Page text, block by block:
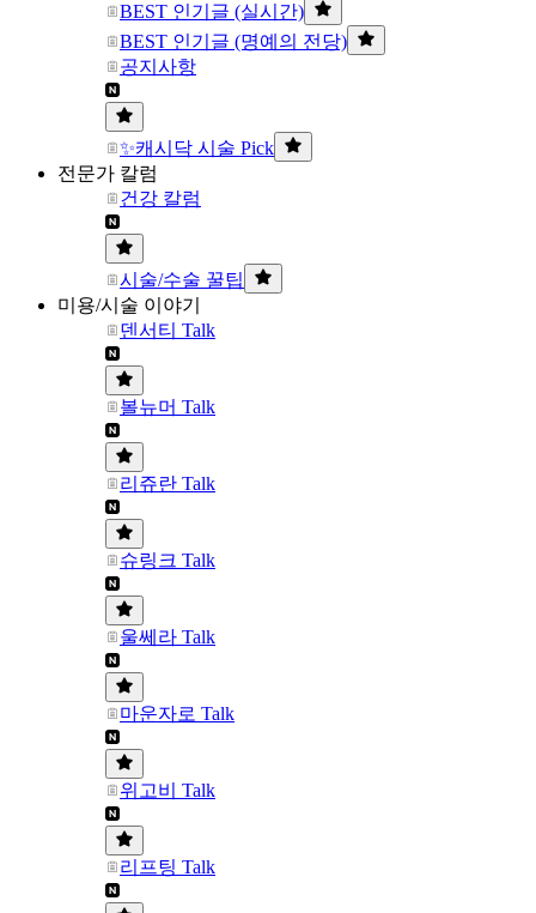
BEST 인기글 (실시간)
BEST 인기글 (명예의 전당)
공지사항
✨캐시닥 시술 Pick
전문가 칼럼
건강 칼럼
시술/수술 꿀팁
미용/시술 이야기
덴서티 Talk
볼뉴머 Talk
리쥬란 Talk
슈링크 Talk
울쎄라 Talk
마운자로 Talk
위고비 Talk
리프팅 Talk